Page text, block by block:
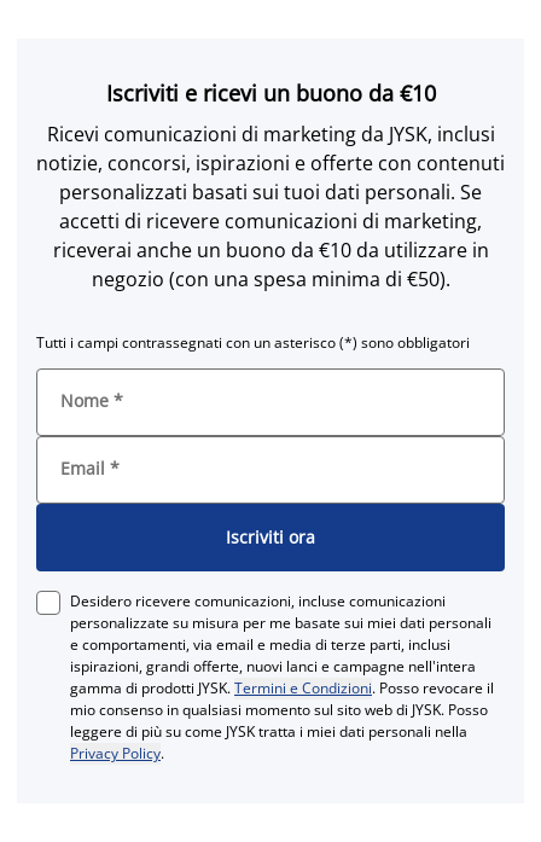
Iscriviti e ricevi un buono da €10
Ricevi comunicazioni di marketing da JYSK, inclusi
notizie, concorsi, ispirazioni e offerte con contenuti
personalizzati basati sui tuoi dati personali. Se
accetti di ricevere comunicazioni di marketing,
riceverai anche un buono da €10 da utilizzare in
negozio (con una spesa minima di €50).
Tutti i campi contrassegnati con un asterisco (*) sono obbligatori
Nome *
Email *
Iscriviti ora
Desidero ricevere comunicazioni, incluse comunicazioni
personalizzate su misura per me basate sui miei dati personali
e comportamenti, via email e media di terze parti, inclusi
ispirazioni, grandi offerte, nuovi lanci e campagne nell'intera
gamma di prodotti JYSK.Termini e Condizioni. Posso revocare il
mio consenso in qualsiasi momento sul sito web di JYSK. Posso
leggere di più su come JYSK tratta i miei dati personali nella
Privacy Policy.